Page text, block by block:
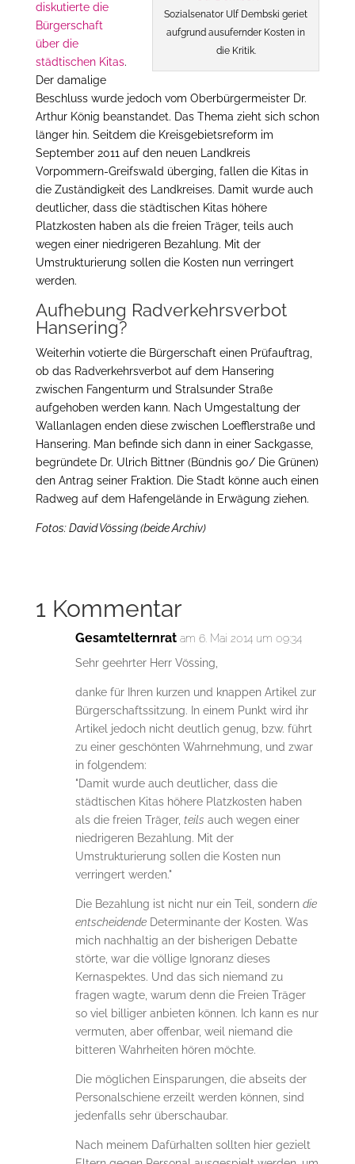
Sozialsenator Ulf Dembski geriet
aufgrund ausufernder Kosten in
die Kritik.
diskutierte die
Bürgerschaft
über die
städtischen Kitas.
Der damalige
Beschluss wurde jedoch vom Oberbürgermeister Dr.
Arthur König beanstandet. Das Thema zieht sich schon
länger hin. Seitdem die Kreisgebietsreform im
September 2011 auf den neuen Landkreis
Vorpommern-Greifswald überging, fallen die Kitas in
die Zuständigkeit des Landkreises. Damit wurde auch
deutlicher, dass die städtischen Kitas höhere
Platzkosten haben als die freien Träger, teils auch
wegen einer niedrigeren Bezahlung. Mit der
Umstrukturierung sollen die Kosten nun verringert
werden.
Aufhebung Radverkehrsverbot
Hansering?
Weiterhin votierte die Bürgerschaft einen Prüfauftrag,
ob das Radverkehrsverbot auf dem Hansering
zwischen Fangenturm und Stralsunder Straße
aufgehoben werden kann. Nach Umgestaltung der
Wallanlagen enden diese zwischen Loefflerstraße und
Hansering. Man befinde sich dann in einer Sackgasse,
begründete Dr. Ulrich Bittner (Bündnis 90/ Die Grünen)
den Antrag seiner Fraktion. Die Stadt könne auch einen
Radweg auf dem Hafengelände in Erwägung ziehen.
Fotos: David Vössing (beide Archiv)
1 Kommentar
Gesamtelternrat am 6. Mai 2014 um 09:34
Sehr geehrter Herr Vössing,
danke für Ihren kurzen und knappen Artikel zur
Bürgerschaftssitzung. In einem Punkt wird ihr
Artikel jedoch nicht deutlich genug, bzw. führt
zu einer geschönten Wahrnehmung, und zwar
in folgendem:
"Damit wurde auch deutlicher, dass die
städtischen Kitas höhere Platzkosten haben
als die freien Träger, teils auch wegen einer
niedrigeren Bezahlung. Mit der
Umstrukturierung sollen die Kosten nun
verringert werden."
Die Bezahlung ist nicht nur ein Teil, sondern die
entscheidendeDeterminante der Kosten. Was
mich nachhaltig an der bisherigen Debatte
störte, war die völlige Ignoranz dieses
Kernaspektes. Und das sich niemand zu
fragen wagte, warum denn die Freien Träger
so viel billiger anbieten können. Ich kann es nur
vermuten, aber offenbar, weil niemand die
bitteren Wahrheiten hören möchte.
Die möglichen Einsparungen, die abseits der
Personalschiene erzeilt werden können, sind
jedenfalls sehr überschaubar.
Nach meinem Dafürhalten sollten hier gezielt